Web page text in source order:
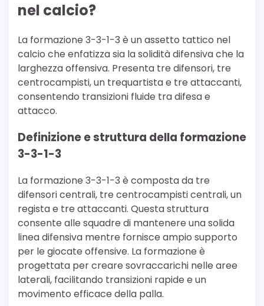
nel calcio?
La formazione 3-3-1-3 è un assetto tattico nel
calcio che enfatizza sia la solidità difensiva che la
larghezza offensiva. Presenta tre difensori, tre
centrocampisti, un trequartista e tre attaccanti,
consentendo transizioni fluide tra difesa e
attacco.
Definizione e struttura della formazione
3-3-1-3
La formazione 3-3-1-3 è composta da tre
difensori centrali, tre centrocampisti centrali, un
regista e tre attaccanti. Questa struttura
consente alle squadre di mantenere una solida
linea difensiva mentre fornisce ampio supporto
per le giocate offensive. La formazione è
progettata per creare sovraccarichi nelle aree
laterali, facilitando transizioni rapide e un
movimento efficace della palla.